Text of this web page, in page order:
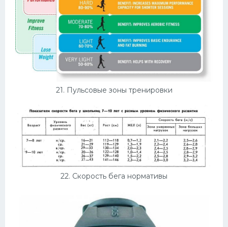
21. Пульсовые зоны тренировки
22. Скорость бега нормативы